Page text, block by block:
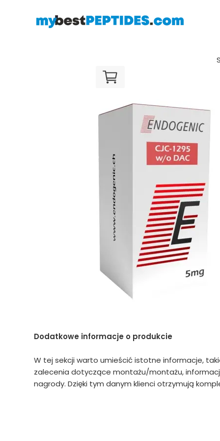
Dodatkowe informacje o produkcie
W tej sekcji warto umieścić istotne informacje,
zalecenia dotyczące montażu/montażu,
nagrody. Dzięki tym danym klienci otrzymują